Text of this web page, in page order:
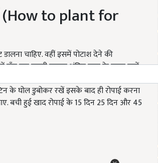
(How to plant for
चाहिए. वहीं इसमें पोटाश देने की
बाँट कर पहली खुराक अंतिम पाटा के समय डालें.
रखें. पौधे को नर्सरी से निकालकर
के घोल डुबोकर रखें इसके बाद ही रोपाई करना
बची हुई खाद रोपाई के 15 दिन 25 दिन और 45